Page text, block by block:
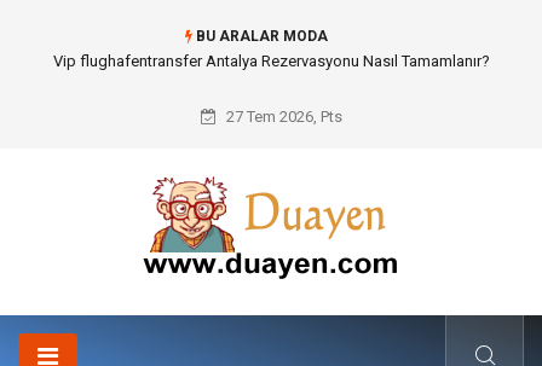
BU ARALAR MODA
Osb Sandık ve Endüstriyel Makine Parçalarının Modüler Transferi
27 Tem 2026, Pts